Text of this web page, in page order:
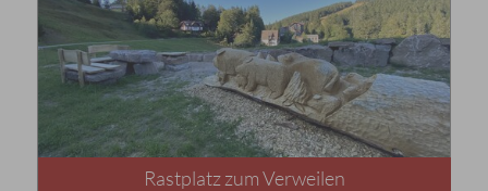
Rastplatz zum Verweilen